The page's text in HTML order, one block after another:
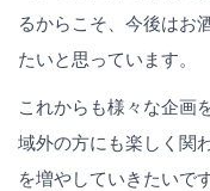
るからこそ、今後はお
たいと思っています。
これからも様々な企画
域外の方にも楽しく関
を増やしていきたいで